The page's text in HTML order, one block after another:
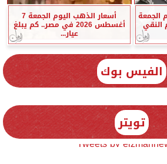
الجمعة
النقي
أسعار الذهب اليوم الجمعة 7
أغسطس 2026 في مصر.. كم يبلغ
عيار...
الفيس بوك
تويتر
Tweets by